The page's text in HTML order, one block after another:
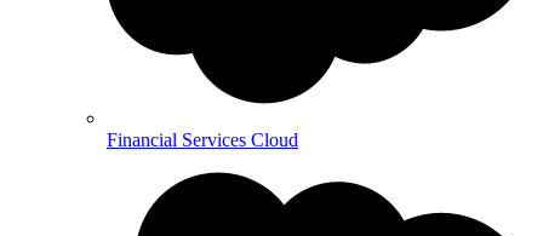
Financial Services Cloud